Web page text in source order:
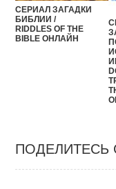
СЕРИАЛ ЗАГАДКИ
БИБЛИИ /
RIDDLES OF THE
BIBLE ОНЛАЙН